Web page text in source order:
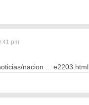
pm
nacion ... e2203.html